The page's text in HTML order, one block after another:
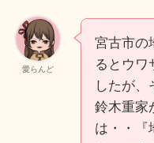
愛らんど
宮古市の
るとウワ
したが、
鈴木重家
は・・『